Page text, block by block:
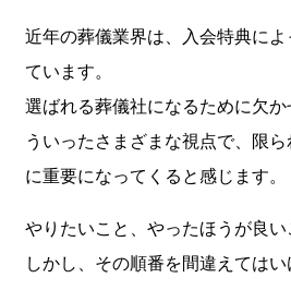
近年の葬儀業界は、入会特典に
ています。
選ばれる葬儀社になるために欠
ういったさまざまな視点で、限
に重要になってくると感じます。
やりたいこと、やったほうが良い
しかし、その順番を間違えてはい